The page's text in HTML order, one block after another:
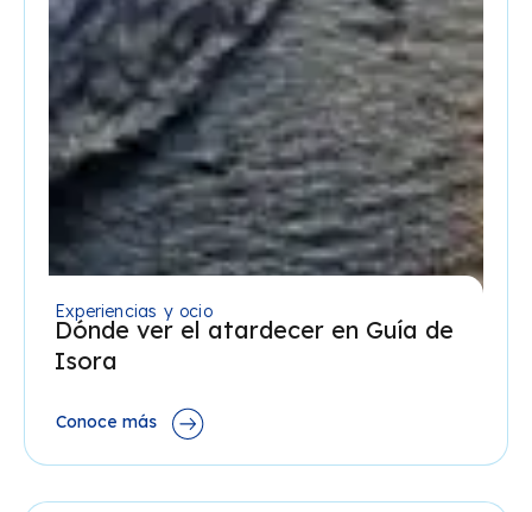
Experiencias y ocio
Dónde ver el atardecer en Guía de
Isora
Conoce más